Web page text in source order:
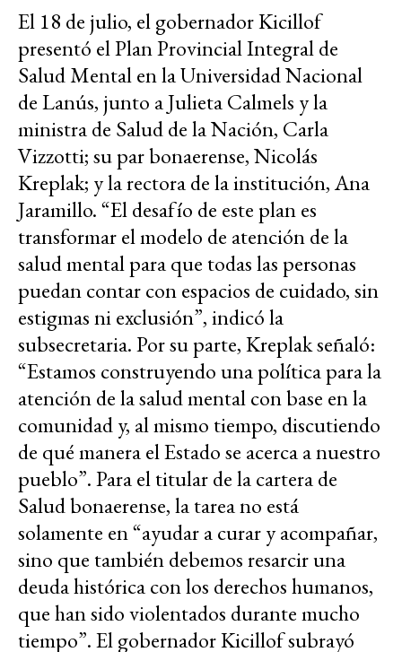
El 18 de julio, el gobernador Kicillof
presentó el Plan Provincial Integral de
Salud Mental en la Universidad Nacional
de Lanús, junto a Julieta Calmels y la
ministra de Salud de la Nación, Carla
Vizzotti; su par bonaerense, Nicolás
Kreplak; y la rectora de la institución, Ana
Jaramillo. “El desafío de este plan es
transformar el modelo de atención de la
salud mental para que todas las personas
puedan contar con espacios de cuidado, sin
estigmas ni exclusión”, indicó la
subsecretaria. Por su parte, Kreplak señaló:
“Estamos construyendo una política para la
atención de la salud mental con base en la
comunidad y, al mismo tiempo, discutiendo
de qué manera el Estado se acerca a nuestro
pueblo”. Para el titular de la cartera de
Salud bonaerense, la tarea no está
solamente en “ayudar a curar y acompañar,
sino que también debemos resarcir una
deuda histórica con los derechos humanos,
que han sido violentados durante mucho
tiempo”. El gobernador Kicillof subrayó